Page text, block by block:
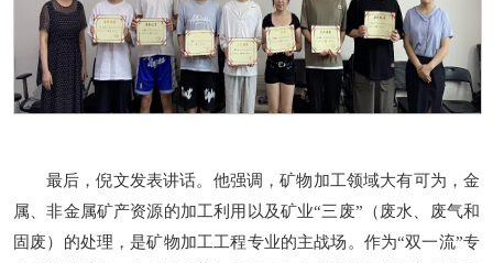
最后，倪文发表讲话。他强调，矿物加工领域大有可为，金
属、非金属矿产资源的加工利用以及矿业“三废”（废水、废气和
固废）的处理，是矿物加工工程专业的主战场。作为“双一流”专